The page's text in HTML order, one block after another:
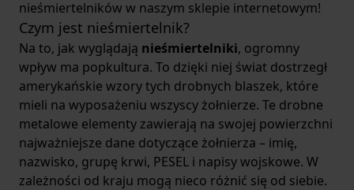
nieśmiertelników w naszym sklepie internetowym!
Czym jest nieśmiertelnik?
Na to, jak wyglądają nieśmiertelniki, ogromny
wpływ ma popkultura. To dzięki niej świat dostrzegł
amerykańskie wzory tych drobnych blaszek, które
mieli na wyposażeniu wszyscy żołnierze. Te drobne
metalowe elementy zawierają na swojej powierzchni
najważniejsze dane dotyczące żołnierza – imię,
nazwisko, grupę krwi, PESEL i napisy wojskowe. W
zależności od kraju mogą nieco różnić się od siebie.